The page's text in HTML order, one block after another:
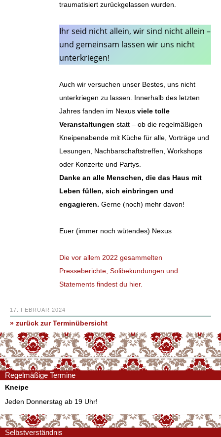
traumatisiert zurückgelassen wurden.
Ihr seid nicht allein, wir sind nicht allein –
und gemeinsam lassen wir uns nicht
unterkriegen!
Auch wir versuchen unser Bestes, uns nicht
unterkriegen zu lassen. Innerhalb des letzten
Jahres fanden im Nexus viele tolle
Veranstaltungen statt – ob die regelmäßigen
Kneipenabende mit Küche für alle, Vorträge und
Lesungen, Nachbarschaftstreffen, Workshops
oder Konzerte und Partys.
Danke an alle Menschen, die das Haus mit
Leben füllen, sich einbringen und
engagieren. Gerne (noch) mehr davon!
Euer (immer noch wütendes) Nexus
Die vor allem 2022 gesammelten
Presseberichte, Solibekundungen und
Statements findest du hier.
17. FEBRUAR 2024
» zurück zur Terminübersicht
Regelmäßige Termine
Kneipe
Jeden Donnerstag ab 19 Uhr!
Selbstverständnis